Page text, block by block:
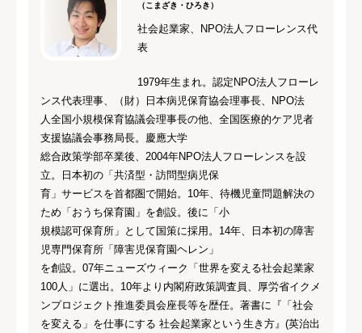
（こまざき・ひろき）
社会起業家、NPO法人フローレンス代
表
1979年生まれ。認定NPO法人フローレ
ンス代表理事、（財）日本病児保育協会理事長、NPO法
人全国小規模保育協議会理事長の他、全国医療的ケア児者
支援協議会事務局長。慶應大学
総合政策学部卒業後、2004年NPO法人フローレンスを設
立。日本初の「共済型・訪問型病児保
育」サービスを首都圏で開始。10年、待機児童問題解決の
ため「おうち保育園」を創設。後に「小
規模認可保育所」として国策に採用。14年、日本初の障害
児専門保育所「障害児保育園ヘレン」
を創設。07年ニューズウィーク「世界を変える社会起業家
100人」に選出。10年より内閣府政策調査員、厚労省イクメ
ンプロジェクト推進委員会座長等を歴任。著書に『「社会
を変える」を仕事にする 社会起業家という生き方』(英治出